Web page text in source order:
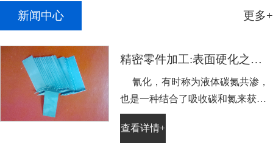
新闻中心 更多+
精密零件加工:表面硬化之氰化
氰化，有时称为液体碳氮共渗，
也是一种结合了吸收碳和氮来获得
表面硬度的工艺，它主要用于不适
合通常热处理的低碳钢。需表面硬
查看详情+